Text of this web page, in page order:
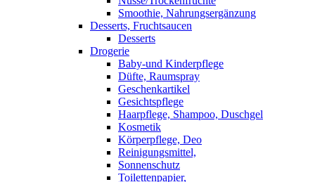
Smoothie, Nahrungsergänzung
Desserts, Fruchtsaucen
Desserts
Drogerie
Baby-und Kinderpflege
Düfte, Raumspray
Geschenkartikel
Gesichtspflege
Haarpflege, Shampoo, Duschgel
Kosmetik
Körperpflege, Deo
Reinigungsmittel,
Sonnenschutz
Toilettenpapier,